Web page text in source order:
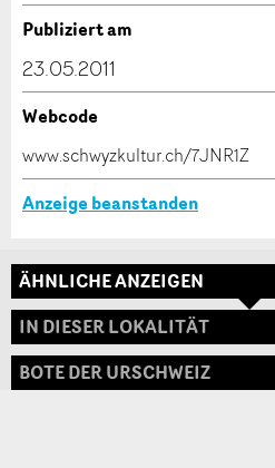
* Eingabe erforderlich
* Eingabe erforderlich
Verfassen Sie eine Nachricht
Adresse
Publiziert am
23.05.2011
Webcode
www.schwyzkultur.ch/7JNR1Z
Anzeige beanstanden
ÄHNLICHE ANZEIGEN
IN DIESER LOKALITÄT
BOTE DER URSCHWEIZ